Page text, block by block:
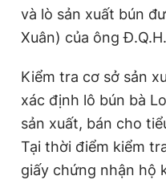
và lò sản xuất bún
Xuân) của ông Đ.Q.H.
Kiểm tra cơ sở sản
xác định lô bún bà
sản xuất, bán cho
Tại thời điểm kiểm
giấy chứng nhận hộ